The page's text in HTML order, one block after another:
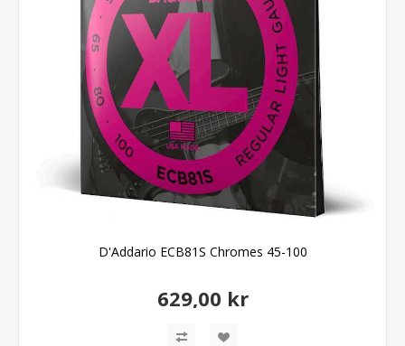
D'Addario ECB81S Chromes 45-100
629,00 kr